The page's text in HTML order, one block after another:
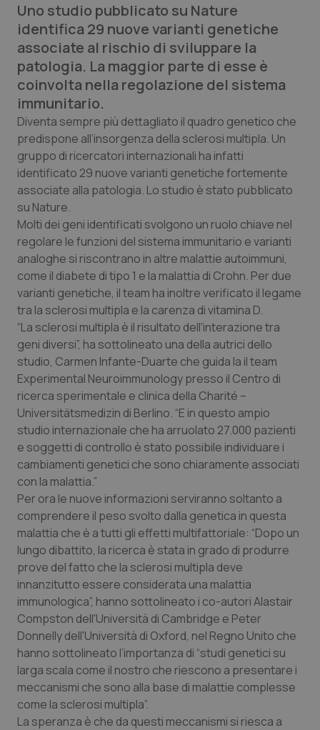
Scienza e Farmaci
Studi e Analisi
Lettere al direttore
Edizioni Regionali
QS Pro
Professionisti Sanitari.AI
Abruzzo
Basilicata
Calabria
Campania
Emilia-Romagna
Friuli Venezia Giulia
Lazio
Liguria
Lombardia
Marche
Molise
Piemonte
Provincia Autonoma di Bolzano
Provincia Autonoma di Trento
QS Pro Gold
Artrite & artrosi
Asma & BPCO
Car-T
Colesterolo & coronaropatie
Dermatite Atopica
Diabete & glucometri
Disturbi dell’umore
Dolore
Donna & Salute
Epatiti
HIV
Infezioni & Febbre
Ipertensione & Scompenso
QS Club Newsletter
Uno studio pubblicato su Nature
identifica 29 nuove varianti genetiche
associate al rischio di sviluppare la
patologia. La maggior parte di esse è
coinvolta nella regolazione del sistema
immunitario.
Diventa sempre più dettagliato il quadro genetico che
predispone all’insorgenza della sclerosi multipla. Un
gruppo di ricercatori internazionali ha infatti
identificato 29 nuove varianti genetiche fortemente
associate alla patologia. Lo studio è stato pubblicato
su Nature.
Molti dei geni identificati svolgono un ruolo chiave nel
regolare le funzioni del sistema immunitario e varianti
analoghe si riscontrano in altre malattie autoimmuni,
come il diabete di tipo 1 e la malattia di Crohn. Per due
varianti genetiche, il team ha inoltre verificato il legame
tra la sclerosi multipla e la carenza di vitamina D.
“La sclerosi multipla è il risultato dell'interazione tra
geni diversi”, ha sottolineato una della autrici dello
studio, Carmen Infante-Duarte che guida la il team
Experimental Neuroimmunology presso il Centro di
ricerca sperimentale e clinica della Charité –
Universitätsmedizin di Berlino. “E in questo ampio
studio internazionale che ha arruolato 27.000 pazienti
e soggetti di controllo è stato possibile individuare i
cambiamenti genetici che sono chiaramente associati
con la malattia.”
Per ora le nuove informazioni serviranno soltanto a
comprendere il peso svolto dalla genetica in questa
malattia che è a tutti gli effetti multifattoriale: “Dopo un
lungo dibattito, la ricerca è stata in grado di produrre
prove del fatto che la sclerosi multipla deve
innanzitutto essere considerata una malattia
immunologica”, hanno sottolineato i co-autori Alastair
Compston dell'Università di Cambridge e Peter
Donnelly dell'Università di Oxford, nel Regno Unito che
hanno sottolineato l’importanza di “studi genetici su
larga scala come il nostro che riescono a presentare i
meccanismi che sono alla base di malattie complesse
come la sclerosi multipla”.
La speranza è che da questi meccanismi si riesca a